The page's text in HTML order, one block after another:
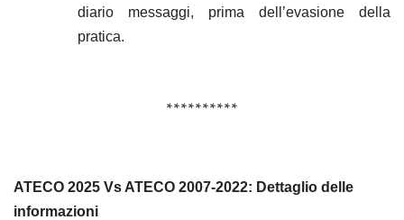
diario messaggi, prima dell’evasione della
pratica.
**********
ATECO 2025 Vs ATECO 2007-2022: Dettaglio delle
informazioni